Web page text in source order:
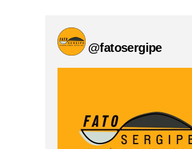
@fatosergipe